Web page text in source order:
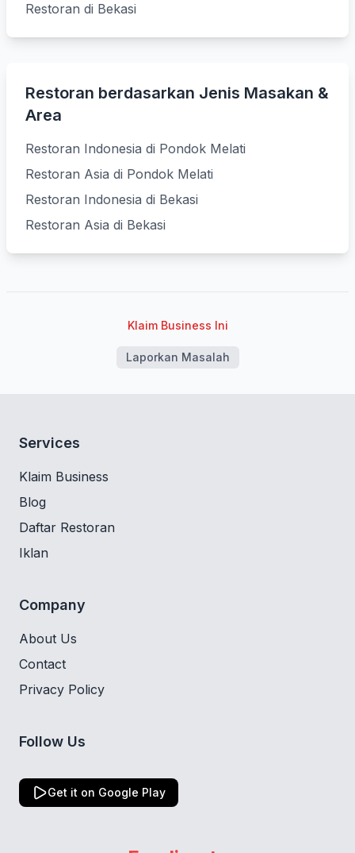
Restoran di Bekasi
Restoran berdasarkan Jenis Masakan &
Area
Restoran Indonesia di Pondok Melati
Restoran Asia di Pondok Melati
Restoran Indonesia di Bekasi
Restoran Asia di Bekasi
Klaim Business Ini
Laporkan Masalah
Services
Klaim Business
Blog
Daftar Restoran
Iklan
Company
About Us
Contact
Privacy Policy
Follow Us
Get it on Google Play